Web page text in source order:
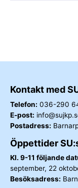
Kontakt med
Telefon: 036-290
E-post:
Postadress:
Öppettider
Kl. 9-11 följande
september, 22
Besöksadress: